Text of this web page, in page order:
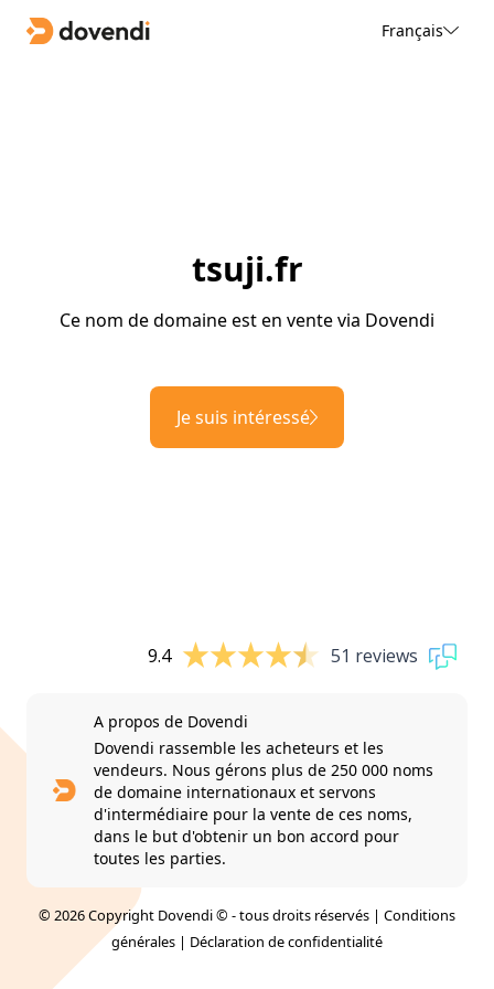
Français
tsuji.fr
Ce nom de domaine est en vente via Dovendi
Je suis intéressé
9.4 51 reviews
A propos de Dovendi
Dovendi rassemble les acheteurs et les
vendeurs. Nous gérons plus de 250 000 noms
de domaine internationaux et servons
d'intermédiaire pour la vente de ces noms,
dans le but d'obtenir un bon accord pour
toutes les parties.
© 2026 Copyright Dovendi © - tous droits réservés | Conditions
générales | Déclaration de confidentialité